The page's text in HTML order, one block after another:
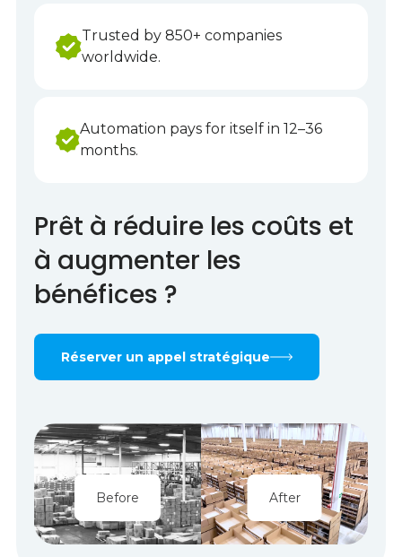
Trusted by 850+ companies
worldwide.
Automation pays for itself in 12–36
months.
Prêt à réduire les coûts et
à augmenter les
bénéfices ?
Réserver un appel stratégique
Before After